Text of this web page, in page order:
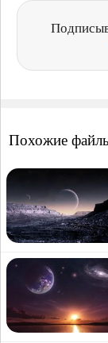
Похожие